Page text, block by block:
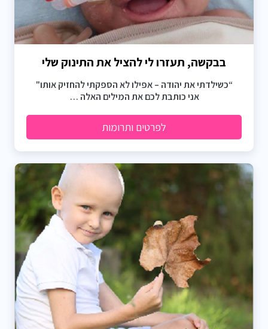
בבקשה, תעזרו לי להציל את התינוק שלי
“כשילדתי את יהודה – אפילו לא הספקתי להחזיק אותו"
אני כותבת לכם את המילים האלה …
לפרטים ותרומות